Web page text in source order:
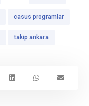
casus programlar
takip ankara